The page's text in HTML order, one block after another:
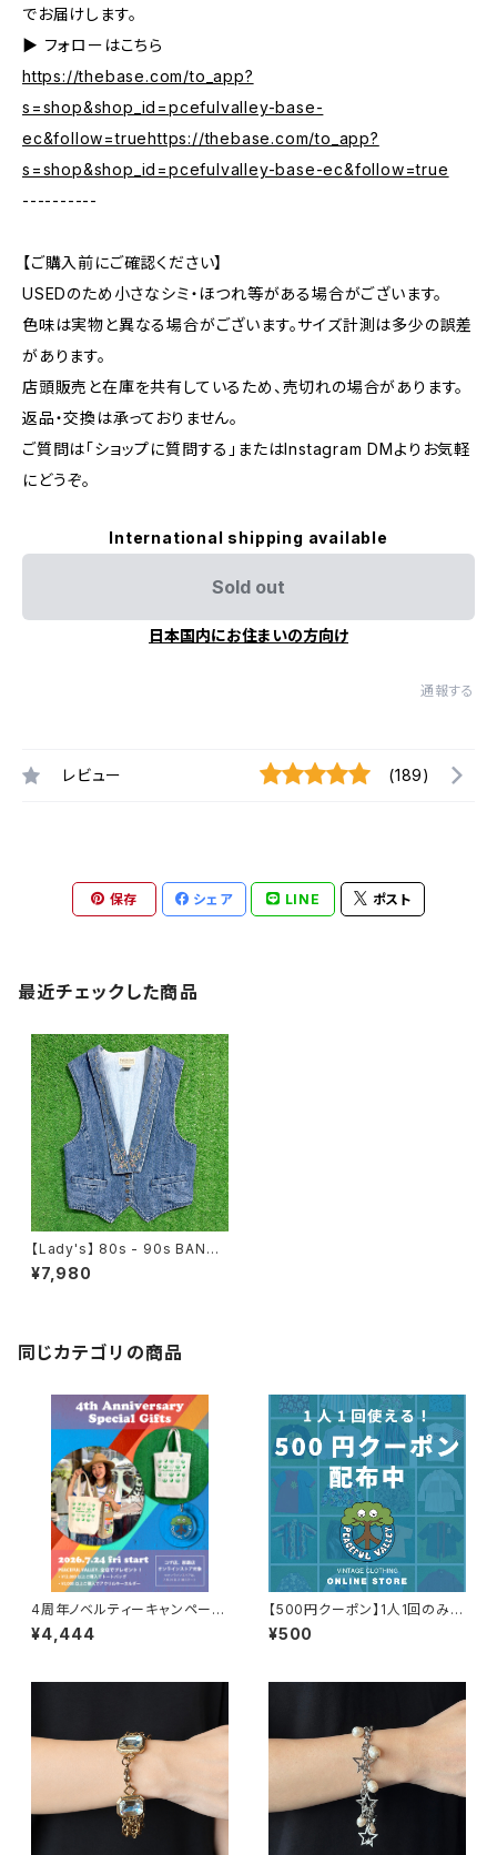
でお届けします。
▶︎ フォローはこちら
https://thebase.com/to_app?
s=shop&shop_id=pcefulvalley-base-
ec&follow=truehttps://thebase.com/to_app?
s=shop&shop_id=pcefulvalley-base-ec&follow=true
----------
【ご購入前にご確認ください】
USEDのため小さなシミ・ほつれ等がある場合がございます。
色味は実物と異なる場合がございます。サイズ計測は多少の誤差
があります。
店頭販売と在庫を共有しているため、売切れの場合があります。
返品・交換は承っておりません。
ご質問は「ショップに質問する」またはInstagram DMよりお気軽
にどうぞ。
International shipping available
Sold out
日本国内にお住まいの方向け
通報する
レビュー (189)
保存 シェア LINE ポスト
最近チェックした商品
【Lady's】 80s - 90s BANAN
A REPUBLIC デニム デザイン
ベスト / 80年代 90年代 古着
¥7,980
同じカテゴリの商品
4周年ノベルティーキャンペーン
開催中！
¥4,444
【500円クーポン】1人1回のみご
利用可能！
¥500